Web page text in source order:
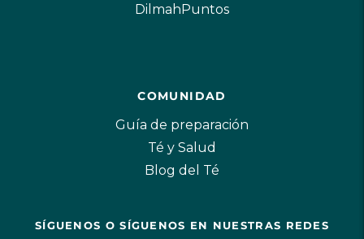
DilmahPuntos
COMUNIDAD
Guía de preparación
Té y Salud
Blog del Té
SÍGUENOS O SÍGUENOS EN NUESTRAS REDES